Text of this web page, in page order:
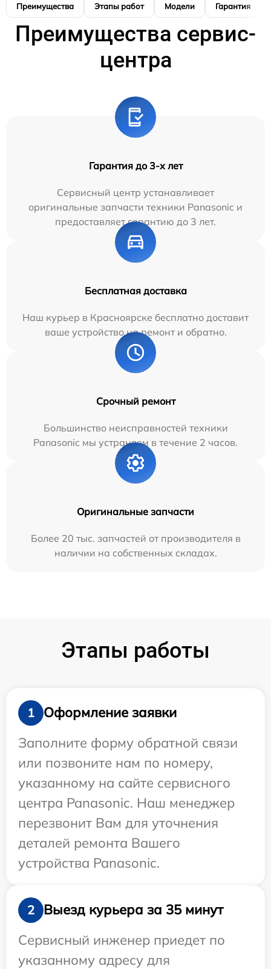
Преимущества Этапы работ Модели Гарантия
Преимущества сервис-
центра
Гарантия до 3-х лет
Сервисный центр устанавливает
оригинальные запчасти техники Panasonic и
предоставляет гарантию до 3 лет.
Бесплатная доставка
Наш курьер в Красноярске бесплатно доставит
ваше устройство на ремонт и обратно.
Срочный ремонт
Большинство неисправностей техники
Panasonic мы устраняем в течение 2 часов.
Оригинальные запчасти
Более 20 тыс. запчастей от производителя в
наличии на собственных складах.
Этапы работы
1
Оформление заявки
Заполните форму обратной связи
или позвоните нам по номеру,
указанному на сайте сервисного
центра Panasonic. Наш менеджер
перезвонит Вам для уточнения
деталей ремонта Вашего
устройства Panasonic.
2
Выезд курьера за 35 минут
Сервисный инженер приедет по
указанному адресу для